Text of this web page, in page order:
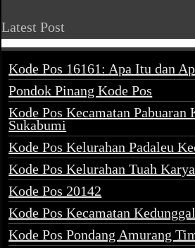
Latest Post
Kode Pos 16161: Apa Itu dan
Pondok Pinang Kode Pos
Kode Pos Kecamatan Pabuaran
Sukabumi
Kode Pos Kelurahan Padaleu
Kode Pos Kelurahan Tuah Karya
Kode Pos 20142
Kode Pos Kecamatan
Kode Pos Pondang Amurang